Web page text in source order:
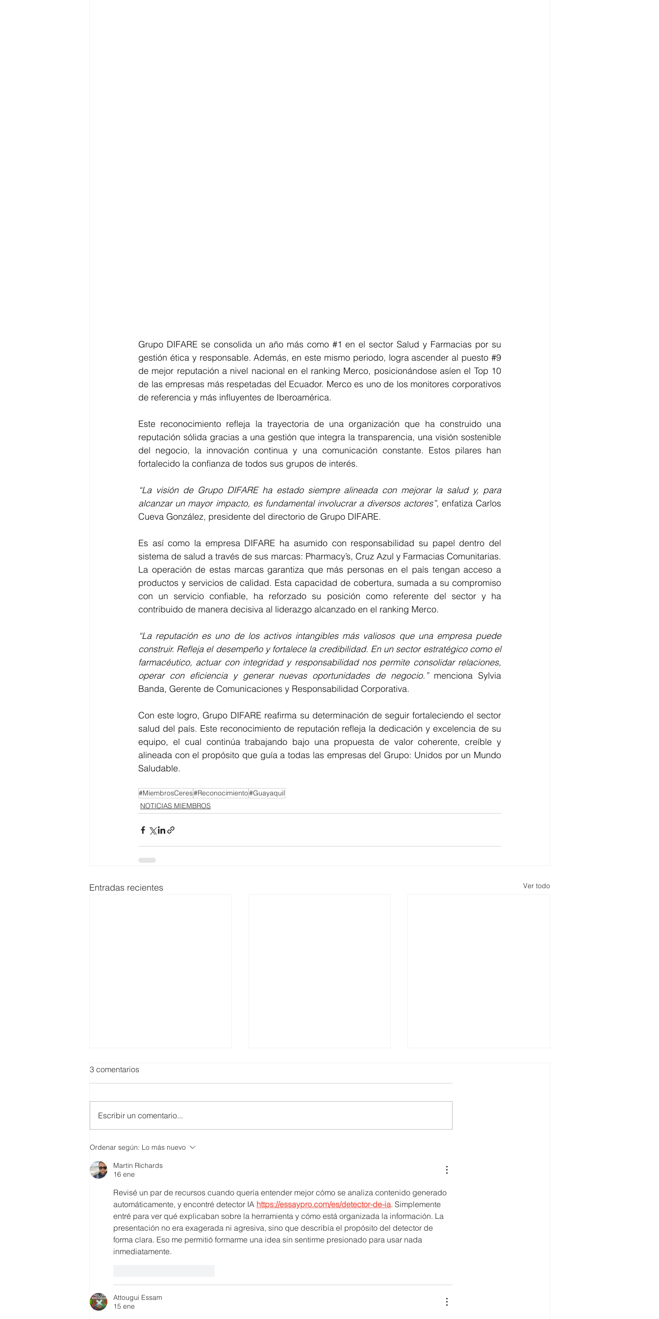
Grupo DIFARE se consolida un año más como #1 en el sector Salud y Farmacias por su
gestión ética y responsable. Además, en este mismo periodo, logra ascender al puesto #9
de mejor reputación a nivel nacional en el ranking Merco, posicionándose asíen el Top 10
de las empresas más respetadas del Ecuador. Merco es uno de los monitores corporativos
de referencia y más influyentes de Iberoamérica.
Este reconocimiento refleja la trayectoria de una organización que ha construido una
reputación sólida gracias a una gestión que integra la transparencia, una visión sostenible
del negocio, la innovación continua y una comunicación constante. Estos pilares han
fortalecido la confianza de todos sus grupos de interés.
“La visión de Grupo DIFARE ha estado siempre alineada con mejorar la salud y, para
alcanzar un mayor impacto, es fundamental involucrar a diversos actores”, enfatiza Carlos
Cueva González, presidente del directorio de Grupo DIFARE.
Es así como la empresa DIFARE ha asumido con responsabilidad su papel dentro del
sistema de salud a través de sus marcas: Pharmacy’s, Cruz Azul y Farmacias Comunitarias.
La operación de estas marcas garantiza que más personas en el país tengan acceso a
productos y servicios de calidad. Esta capacidad de cobertura, sumada a su compromiso
con un servicio confiable, ha reforzado su posición como referente del sector y ha
contribuido de manera decisiva al liderazgo alcanzado en el ranking Merco.
“La reputación es uno de los activos intangibles más valiosos que una empresa puede
construir. Refleja el desempeño y fortalece la credibilidad. En un sector estratégico como el
farmacéutico, actuar con integridad y responsabilidad nos permite consolidar relaciones,
operar con eficiencia y generar nuevas oportunidades de negocio.” menciona Sylvia
Banda, Gerente de Comunicaciones y Responsabilidad Corporativa.
Con este logro, Grupo DIFARE reafirma su determinación de seguir fortaleciendo el sector
salud del país. Este reconocimiento de reputación refleja la dedicación y excelencia de su
equipo, el cual continúa trabajando bajo una propuesta de valor coherente, creíble y
alineada con el propósito que guía a todas las empresas del Grupo: Unidos por un Mundo
Saludable.
#MiembrosCeres#Reconocimiento#Guayaquil
NOTICIAS MIEMBROS
Entradas recientes Ver todo
SMARTCO se suma a la
Biblioteca de FUNDACIÓN
FIDAL, un proyecto que
preserva el patrimonio y
democratiza el conocimiento
acciones sostenibles en
3 comentarios
Escribir un comentario...
Ordenar según: Lo más nuevo
Martin Richards
16 ene
Revisé un par de recursos cuando quería entender mejor cómo se analiza contenido generado
automáticamente, y encontré detector IA https://essaypro.com/es/detector-de-ia. Simplemente
entré para ver qué explicaban sobre la herramienta y cómo está organizada la información. La
presentación no era exagerada ni agresiva, sino que describía el propósito del detector de
forma clara. Eso me permitió formarme una idea sin sentirme presionado para usar nada
inmediatamente.
Attougui Essam
15 ene